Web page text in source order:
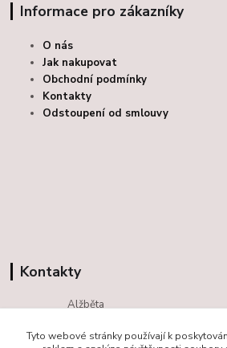
Informace pro zákazníky
O nás
Jak nakupovat
Obchodní podmínky
Kontakty
Odstoupení od smlouvy
Kontakty
Alžběta
(Po-Ne, 09-18 hod.)
Tyto webové stránky používají k